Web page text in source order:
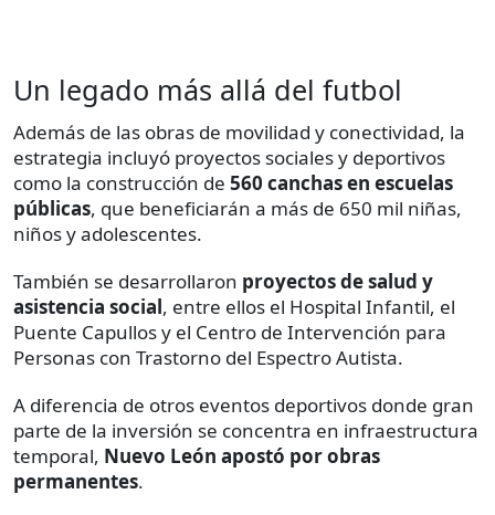
Un legado más allá del futbol
Además de las obras de movilidad y conectividad, la
estrategia incluyó proyectos sociales y deportivos
como la construcción de 560 canchas en escuelas
públicas, que beneficiarán a más de 650 mil niñas,
niños y adolescentes.
También se desarrollaron proyectos de salud y
asistencia social, entre ellos el Hospital Infantil, el
Puente Capullos y el Centro de Intervención para
Personas con Trastorno del Espectro Autista.
A diferencia de otros eventos deportivos donde gran
parte de la inversión se concentra en infraestructura
temporal, Nuevo León apostó por obras
permanentes.